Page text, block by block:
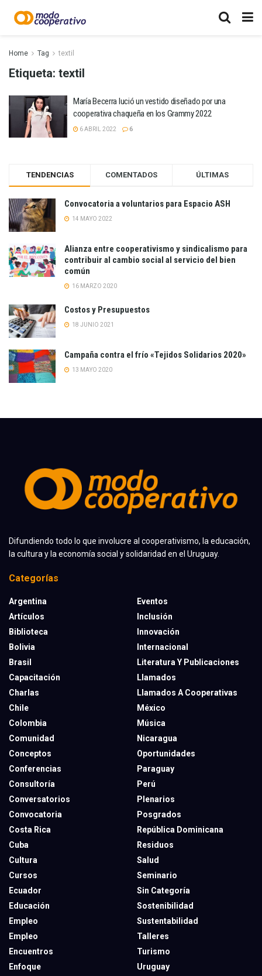
Home Tag textil
Etiqueta: textil
María Becerra lució un vestido diseñado por una
cooperativa chaqueña en los Grammy 2022
6 ABRIL 2022 6
TENDENCIAS COMENTADOS ÚLTIMAS
Convocatoria a voluntarios para Espacio ASH
14 MAYO 2022
Alianza entre cooperativismo y sindicalismo para
contribuir al cambio social al servicio del bien
común
16 MARZO 2020
Costos y Presupuestos
18 JUNIO 2021
Campaña contra el frío «Tejidos Solidarios 2020»
13 MAYO 2020
Difundiendo todo lo que involucre al cooperativismo, la educación,
la cultura y la economía social y solidaridad en el Uruguay.
Categorías
Argentina
Artículos
Biblioteca
Bolivia
Brasil
Capacitación
Charlas
Chile
Colombia
Comunidad
Conceptos
Conferencias
Consultoría
Conversatorios
Convocatoria
Costa Rica
Cuba
Cultura
Cursos
Ecuador
Educación
Empleo
Empleo
Encuentros
Enfoque
Eventos
Inclusión
Innovación
Internacional
Literatura Y Publicaciones
Llamados
Llamados A Cooperativas
México
Música
Nicaragua
Oportunidades
Paraguay
Perú
Plenarios
Posgrados
República Dominicana
Residuos
Salud
Seminario
Sin Categoría
Sostenibilidad
Sustentabilidad
Talleres
Turismo
Uruguay